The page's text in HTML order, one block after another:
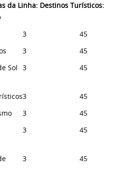
da Linha: Destinos Turísticos:
3
45
3
45
Sol 3 45
3
45
3
45
3 45
3 45